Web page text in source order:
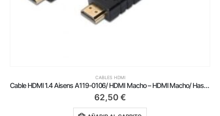
CABLES HDMI
Cable HDMI 1.4 Aisens A119-0106/ HDMI Macho – HDMI Macho/ Hasta 10W/ 720Mbps/ 30m/ Negro
62,50 €